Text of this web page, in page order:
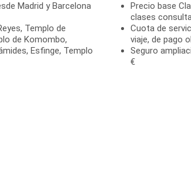
Madrid y Barcelona
Templo de
de Komombo,
Esfinge, Templo
Precio base
clases
Cuota de
viaje, de pago
Seguro
€